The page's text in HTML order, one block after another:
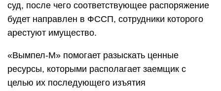
суд, после чего соответствующее распоряжение
будет направлен в ФССП, сотрудники которого
арестуют имущество.
«Вымпел-М» помогает разыскать ценные
ресурсы, которыми располагает заемщик с
целью их последующего изъятия